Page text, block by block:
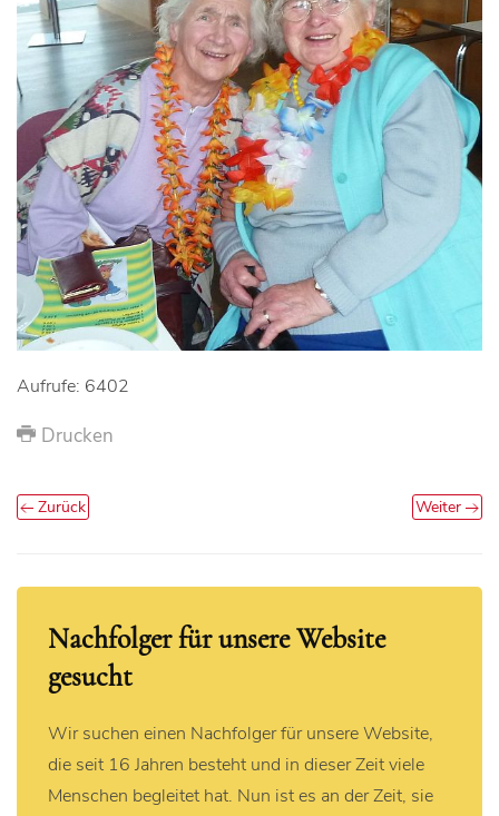
Aufrufe: 6402
Drucken
Zurück Weiter
Nachfolger für unsere Website
gesucht
Wir suchen einen Nachfolger für unsere Website,
die seit 16 Jahren besteht und in dieser Zeit viele
Menschen begleitet hat. Nun ist es an der Zeit, sie